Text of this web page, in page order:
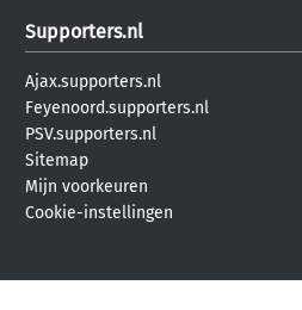
Supporters.nl
Ajax.supporters.nl
Feyenoord.supporters.nl
PSV.supporters.nl
Sitemap
Mijn voorkeuren
Cookie-instellingen